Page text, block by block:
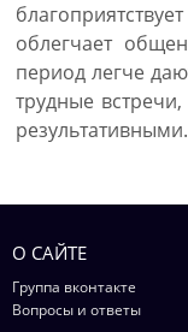
облегчает
период легче
трудные
результативными.
О САЙТЕ
Группа вконтакте
Вопросы и ответы